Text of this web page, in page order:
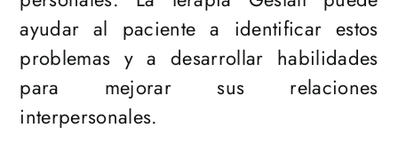
ayudar al paciente a identificar estos
problemas y a desarrollar habilidades
para mejorar sus relaciones
interpersonales.